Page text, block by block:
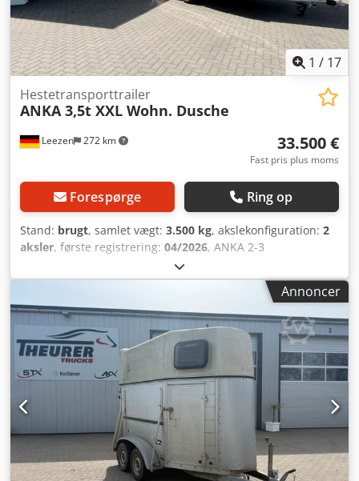
1 / 17
Leezen 272 km
Hestetransporttrailer
ANKA 3,5t XXL Wohn. Dusche
33.500 €
Fast pris plus moms
Forespørge Ring op
Stand: brugt, samlet vægt: 3.500 kg, akslekonfiguration: 2
aksler, første registrering: 04/2026, ANKA 2-3
hesteanhænger med XXL beboelse, bruser Nyt køretøj
Totalvægt: 3.500 kg 2 heste, stor beboelse,
aluminiumsbund, 2 senge, fuldt udstyret boligdel,
siddegruppe, med bruser, køleskab, mikroovn, vask,
udstillingsvindue, el-varme og meget mere. Fejl og
ændringer forbeholdes. * NETTO SALG MULIGT. * Attraktiv
leasingaftale mulig. Crodoy Hzyxspfx Acdjf Placering og
fremvisning af vores køretøjer: STX HORSETRUCKS
GERMANY Hamburgerstrasse 65 23816 Leezen Salg og
service af alle fabrikater inden for hestetransport og
trailere. Venligst aftal tid på forhånd med Richard Theurer
eller Andreas Theurer.
Annoncer